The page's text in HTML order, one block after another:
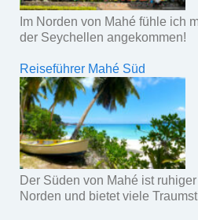
Im Norden von Mahé fühle ich
der Seychellen angekommen!
Reiseführer Mahé Süd
Der Süden von Mahé ist
Norden und bietet viele